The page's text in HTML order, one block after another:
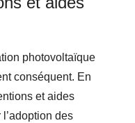
photovoltaïque
conséquent. En
et aides
des